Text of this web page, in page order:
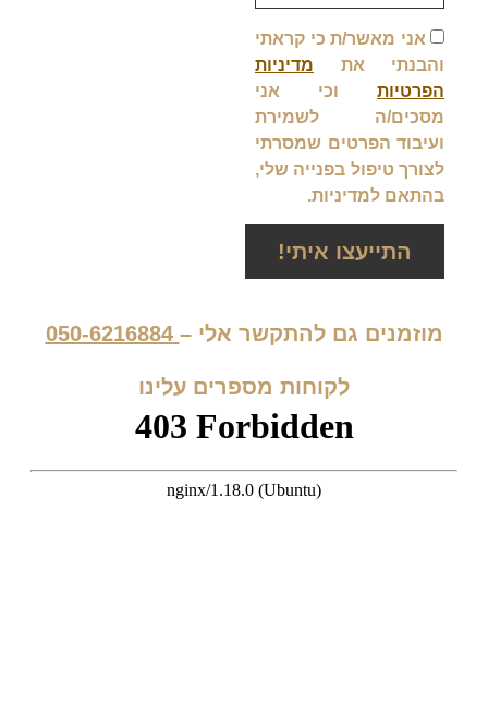
אני מאשר/ת כי קראתי
והבנתי את מדיניות
הפרטיות וכי אני
מסכים/ה לשמירת
ועיבוד הפרטים שמסרתי
לצורך טיפול בפנייה שלי,
בהתאם למדיניות.
התייעצו איתי!
מוזמנים גם להתקשר אלי – 050-6216884
לקוחות מספרים עלינו